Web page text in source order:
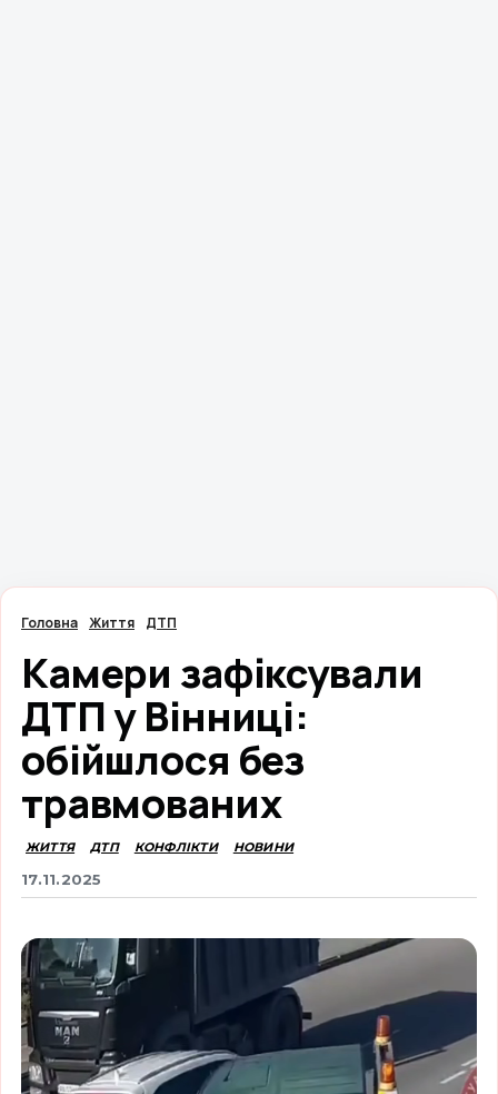
Головна Життя ДТП
Камери зафіксували
ДТП у Вінниці:
обійшлося без
травмованих
ЖИТТЯ ДТП КОНФЛІКТИ НОВИНИ
17.11.2025